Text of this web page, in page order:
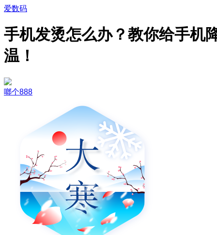
爱数码
手机发烫怎么办？教你给手机
温！
啷个888